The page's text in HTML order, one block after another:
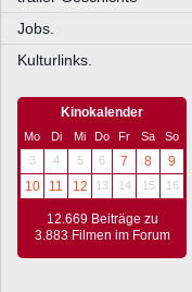
Jobs.
Kulturlinks.
Kinokalender
Mo Di Mi Do Fr Sa
So
3
4 5 6 7 8
9
10
11 12 13 14 15 16
12.669 Beiträge zu
3.883 Filmen im Forum